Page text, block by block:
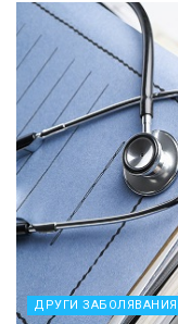
ДРУГИ ЗАБОЛЯВАНИЯ